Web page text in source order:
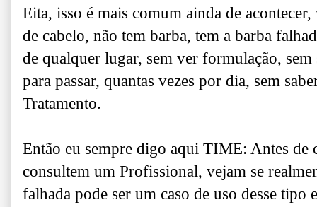
Eita, isso é mais comum ainda de
de cabelo, não tem barba, tem a barba
de qualquer lugar, sem ver formulação,
para passar, quantas vezes por dia, sem
Tratamento.
Então eu sempre digo aqui TIME: Antes
consultem um Profissional, vejam se
falhada pode ser um caso de uso desse tipo